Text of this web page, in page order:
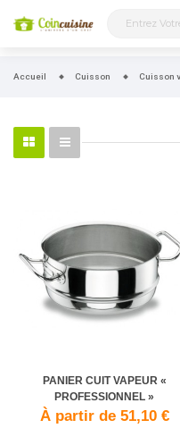
Accueil Cuisson Cuisson
PANIER CUIT VAPEUR «
PROFESSIONNEL »
À partir de 51,10 €